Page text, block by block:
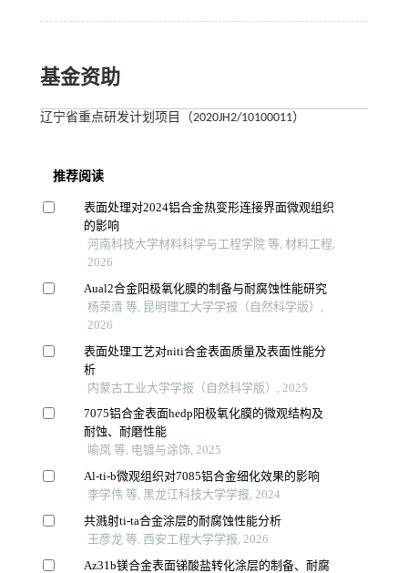
基金资助
辽宁省重点研发计划项目（2020JH2/10100011）